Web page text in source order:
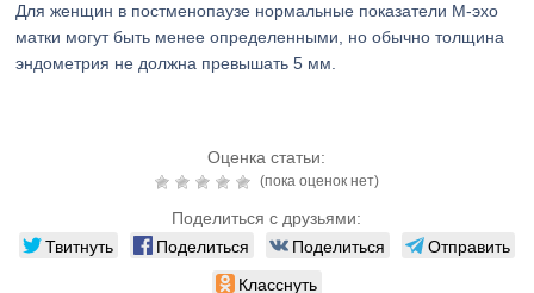
Для женщин в постменопаузе нормальные показатели М-эхо
матки могут быть менее определенными, но обычно толщина
эндометрия не должна превышать 5 мм.
Оценка статьи:
(пока оценок нет)
Поделиться с друзьями:
Твитнуть Поделиться Поделиться
Отправить
Класснуть